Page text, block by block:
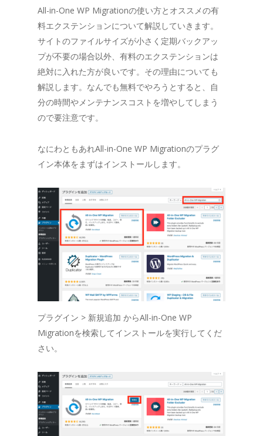
All-in-One WP Migrationの使い方とオススメの有
料エクステンションについて解説していきます。
サイトのファイルサイズが小さく定期バックアッ
プが不要の場合以外、有料のエクステンションは
絶対に入れた方が良いです。その理由についても
解説します。なんでも無料でやろうとすると、自
分の時間やメンテナンスコストを増やしてしまう
ので要注意です。
なにわともあれAll-in-One WP Migrationのプラグ
イン本体をまずはインストールします。
プラグイン > 新規追加 からAll-in-One WP
Migrationを検索してインストールを実行してくだ
さい。